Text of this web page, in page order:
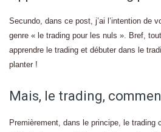
Secundo, dans ce post, j’ai l’intention de
genre « le trading pour les nuls ». Bref,
apprendre le trading et débuter dans le
planter !
Mais, le trading,
Premièrement, dans le principe, le trading